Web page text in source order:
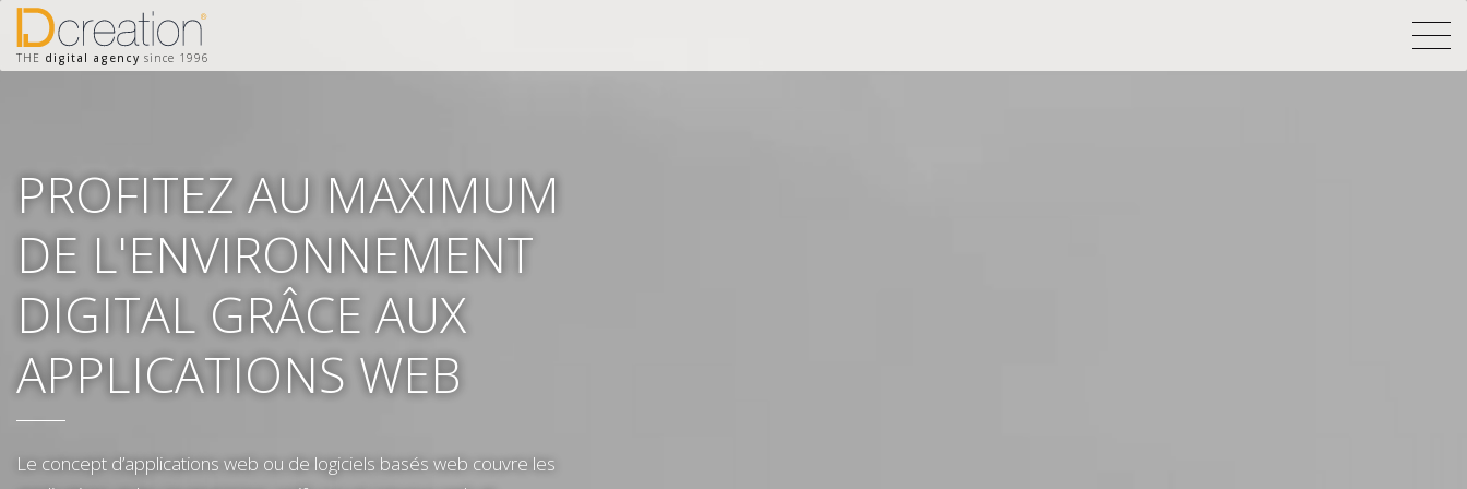
THE digital agency since 1996
PROFITEZ AU MAXIMUM
DE L'ENVIRONNEMENT
DIGITAL GRÂCE AUX
APPLICATIONS WEB
Le concept d’applications web ou de logiciels basés web couvre les